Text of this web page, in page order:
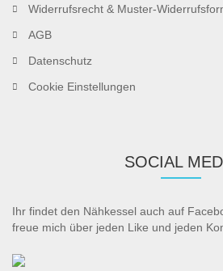
Widerrufsrecht & Muster-
AGB
Datenschutz
Cookie Einstellungen
SOCIAL
Ihr findet den Nähkessel auch auf
freue mich über jeden Like und jeden